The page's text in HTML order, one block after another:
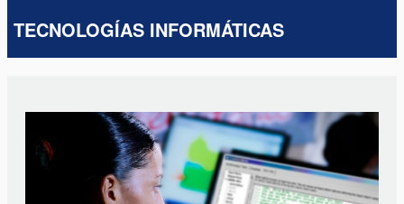
TECNOLOGÍAS INFORMÁTICAS